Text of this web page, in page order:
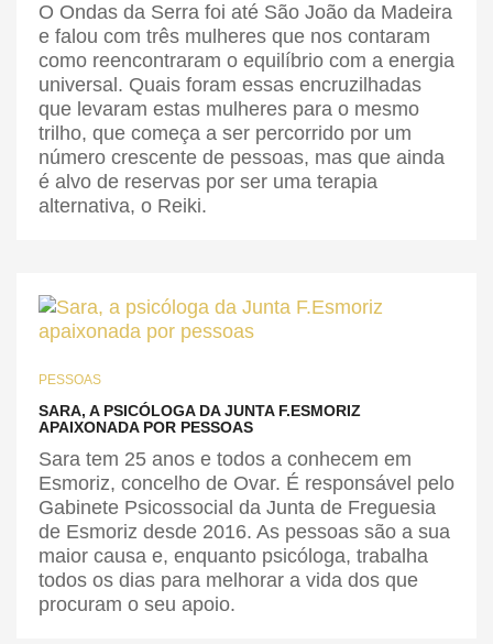
O Ondas da Serra foi até São João da Madeira
e falou com três mulheres que nos contaram
como reencontraram o equilíbrio com a energia
universal. Quais foram essas encruzilhadas
que levaram estas mulheres para o mesmo
trilho, que começa a ser percorrido por um
número crescente de pessoas, mas que ainda
é alvo de reservas por ser uma terapia
alternativa, o Reiki.
PESSOAS
SARA, A PSICÓLOGA DA JUNTA F.ESMORIZ
APAIXONADA POR PESSOAS
Sara tem 25 anos e todos a conhecem em
Esmoriz, concelho de Ovar. É responsável pelo
Gabinete Psicossocial da Junta de Freguesia
de Esmoriz desde 2016. As pessoas são a sua
maior causa e, enquanto psicóloga, trabalha
todos os dias para melhorar a vida dos que
procuram o seu apoio.